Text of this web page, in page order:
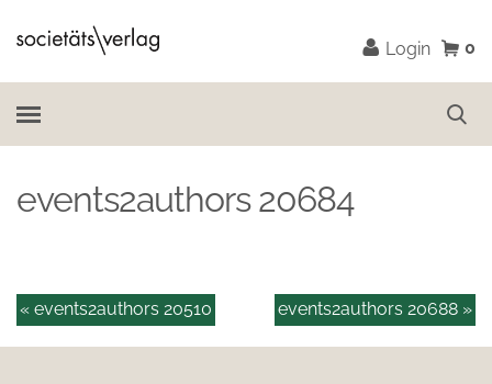
Login 0
events2authors 20684
events2authors 20688 »
« events2authors 20510